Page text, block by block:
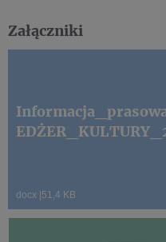
Załączniki
docx 51,4 KB